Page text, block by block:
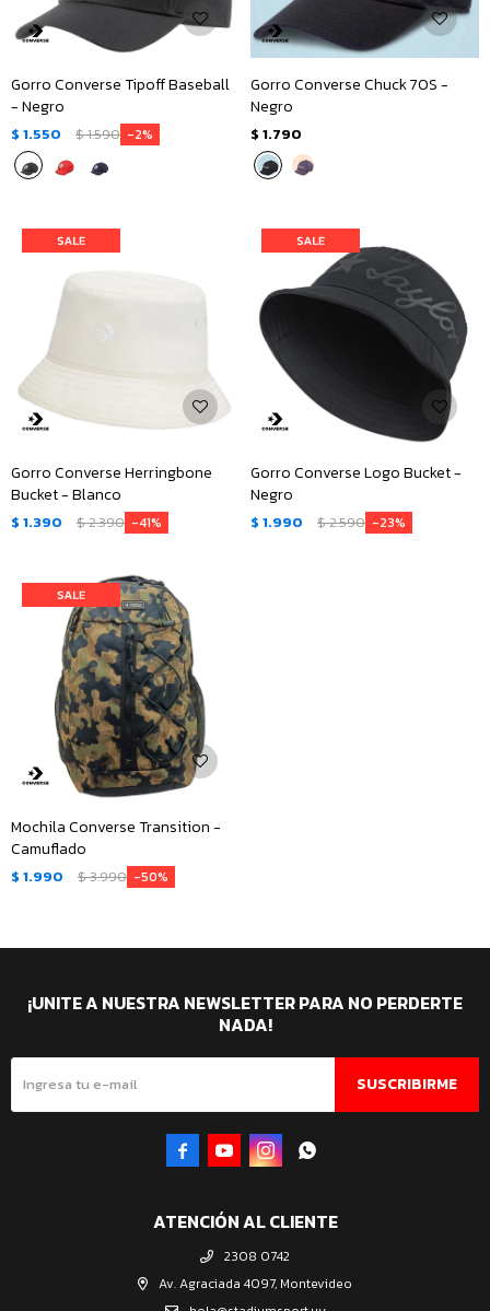
Gorro Converse Tipoff Baseball
- Negro
$ 1.550 $1.590 2
Gorro Converse Chuck 70S -
Negro
$ 1.790
Gorro Converse Herringbone
Bucket - Blanco
$ 1.390 $2.390 41
Gorro Converse Logo Bucket -
Negro
$ 1.990 $2.590 23
Mochila Converse Transition -
Camuflado
$ 1.990 $3.990 50
ATENCIÓN AL CLIENTE
2308 0742
Av. Agraciada 4097, Montevideo
¡UNITE A NUESTRA NEWSLETTER PARA NO PERDERTE
NADA!
SUSCRIBIRME
   